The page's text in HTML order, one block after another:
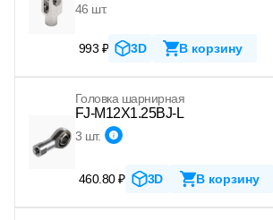
46 шт.
993 ₽ 3D В корзину
Головка шарнирная
FJ-M12X1.25BJ-L
3 шт.
460.80 ₽ 3D В корзину